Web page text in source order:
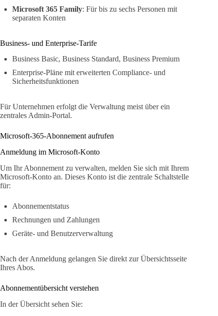
Microsoft 365 Family: Für bis zu sechs Personen mit
separaten Konten
Business- und Enterprise-Tarife
Business Basic, Business Standard, Business Premium
Enterprise-Pläne mit erweiterten Compliance- und
Sicherheitsfunktionen
Für Unternehmen erfolgt die Verwaltung meist über ein
zentrales Admin-Portal.
Microsoft-365-Abonnement aufrufen
Anmeldung im Microsoft-Konto
Um Ihr Abonnement zu verwalten, melden Sie sich mit Ihrem
Microsoft-Konto an. Dieses Konto ist die zentrale Schaltstelle
für:
Abonnementstatus
Rechnungen und Zahlungen
Geräte- und Benutzerverwaltung
Nach der Anmeldung gelangen Sie direkt zur Übersichtsseite
Ihres Abos.
Abonnementübersicht verstehen
In der Übersicht sehen Sie: